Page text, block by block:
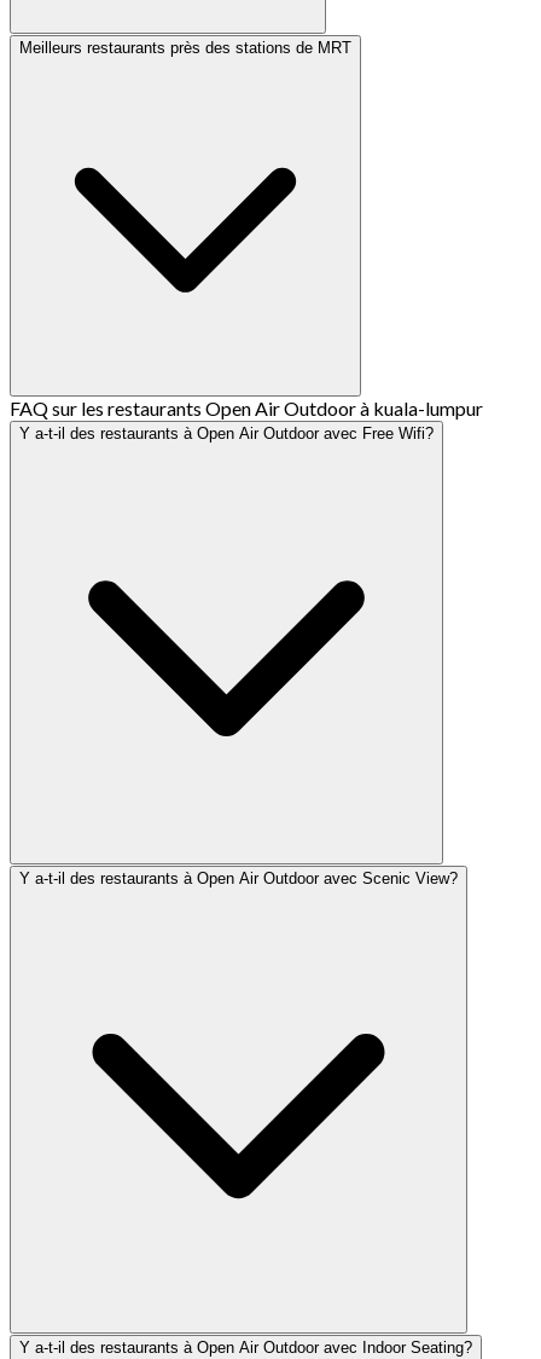
Meilleurs restaurants près des stations de MRT
FAQ sur les restaurants Open Air Outdoor à kuala-lumpur
Y a-t-il des restaurants à Open Air Outdoor avec Free Wifi?
Y a-t-il des restaurants à Open Air Outdoor avec Scenic View?
Y a-t-il des restaurants à Open Air Outdoor avec Indoor Seating?